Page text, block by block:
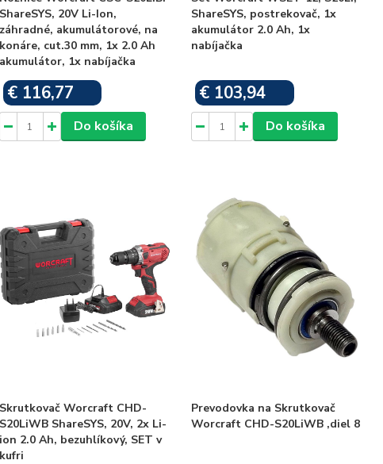
ShareSYS, 20V Li-Ion,
záhradné, akumulátorové, na
konáre, cut.30 mm, 1x 2.0 Ah
akumulátor, 1x nabíjačka
€ 116,77
Do košíka
ShareSYS, postrekovač, 1x
akumulátor 2.0 Ah, 1x
nabíjačka
€ 103,94
Do košíka
Skrutkovač Worcraft CHD-
S20LiWB ShareSYS, 20V, 2x Li-
ion 2.0 Ah, bezuhlíkový, SET v
kufri
Prevodovka na Skrutkovač
Worcraft CHD-S20LiWB ,diel 8